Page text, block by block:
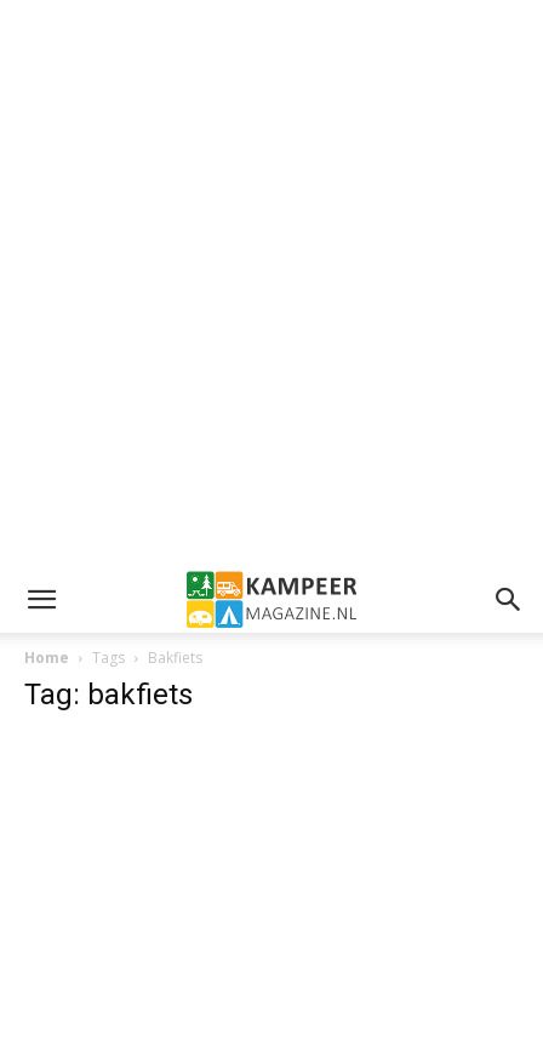
Home Tags Bakfiets
Tag: bakfiets